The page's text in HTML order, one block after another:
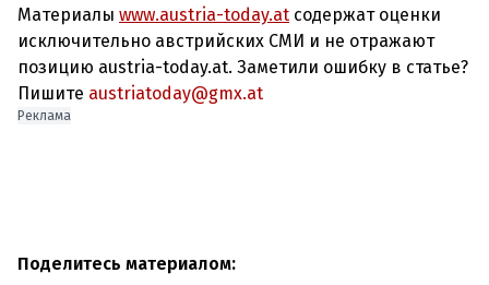
Материалы www.austria-today.at содержат оценки
исключительно австрийских СМИ и не отражают
позицию austria-today.at. Заметили ошибку в статье?
Пишите austriatoday@gmx.at
Реклама
Поделитесь материалом: